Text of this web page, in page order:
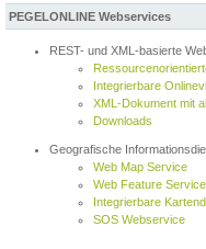
PEGELONLINE Webservices
REST- und XML-basierte
Integrierbare
XML-Dokument mit
Downloads
Geografische
Web Map Service
Web Feature Service
Integrierbare
SOS Webservice